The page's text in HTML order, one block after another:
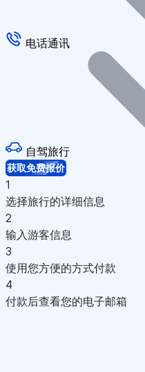
电话通讯
自驾旅行
获取免费报价
1
选择旅行的详细信息
2
输入游客信息
3
使用您方便的方式付款
4
付款后查看您的电子邮箱